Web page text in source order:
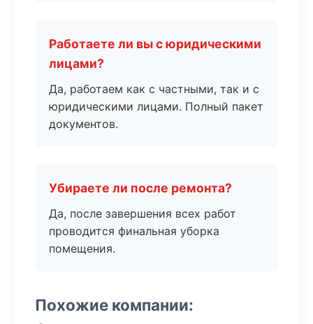
Работаете ли вы с юридическими
лицами?
Да, работаем как с частными, так и с
юридическими лицами. Полный пакет
документов.
Убираете ли после ремонта?
Да, после завершения всех работ
проводится финальная уборка
помещения.
Похожие компании: